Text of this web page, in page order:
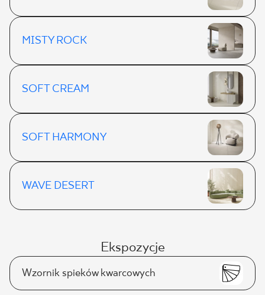
MISTY ROCK
SOFT CREAM
SOFT HARMONY
WAVE DESERT
Ekspozycje
Wzornik spieków kwarcowych